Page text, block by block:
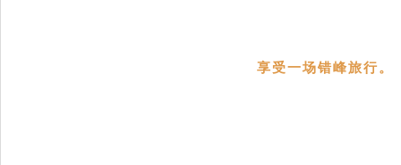
享受一场错峰旅行。